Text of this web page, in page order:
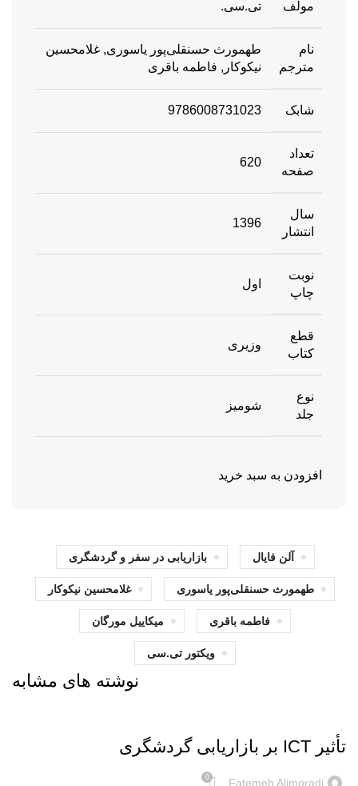
مولف
تی.سی.
نام
مترجم
طهمورث حسنقلی‌پور یاسوری, غلامحسین
نیکوکار, فاطمه باقری
شابک 9786008731023
تعداد
صفحه
620
سال
انتشار
1396
نوبت
چاپ
اول
قطع
کتاب
وزیری
نوع
جلد
شومیز
افزودن به سبد خرید
آلن فایال بازاریابی در سفر و گردشگری
طهمورث حسنقلی‌پور یاسوری غلامحسین نیکوکار
فاطمه باقری میکاییل مورگان
ویکتور تی.سی
نوشته های مشابه
تأثیر ICT بر بازاریابی گردشگری
Fatemeh Alimoradi
0